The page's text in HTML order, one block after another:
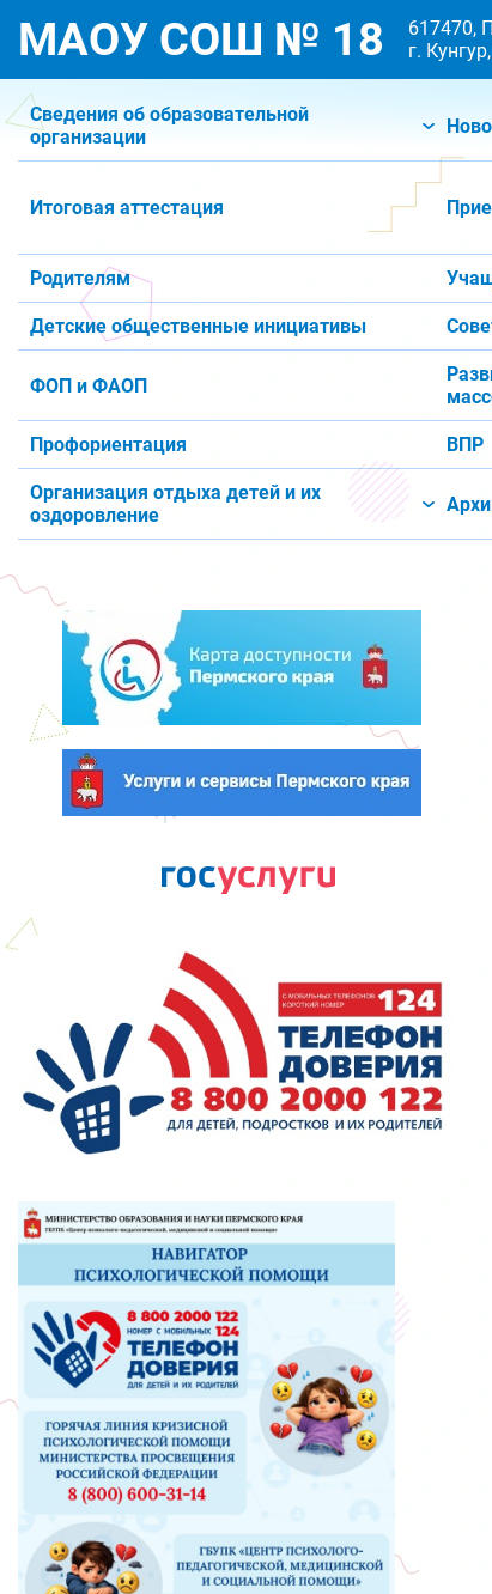
МАОУ СОШ № 18
617470,
г.
Сведения об образовательной
организации
Итоговая аттестация
Родителям
Детские общественные инициативы
ФОП и ФАОП
Профориентация ВПР
Организация отдыха детей и их
оздоровление